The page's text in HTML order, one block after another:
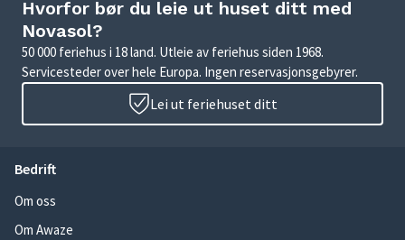
Hvorfor bør du leie ut huset ditt med
Novasol?
50 000 feriehus i 18 land. Utleie av feriehus siden 1968.
Servicesteder over hele Europa. Ingen reservasjonsgebyrer.
Lei ut feriehuset ditt
Bedrift
Om oss
Om Awaze